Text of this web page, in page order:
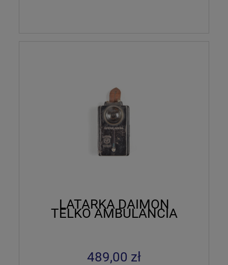
LATARKA DAIMON
TELKO AMBULANCIA
489,00 zł